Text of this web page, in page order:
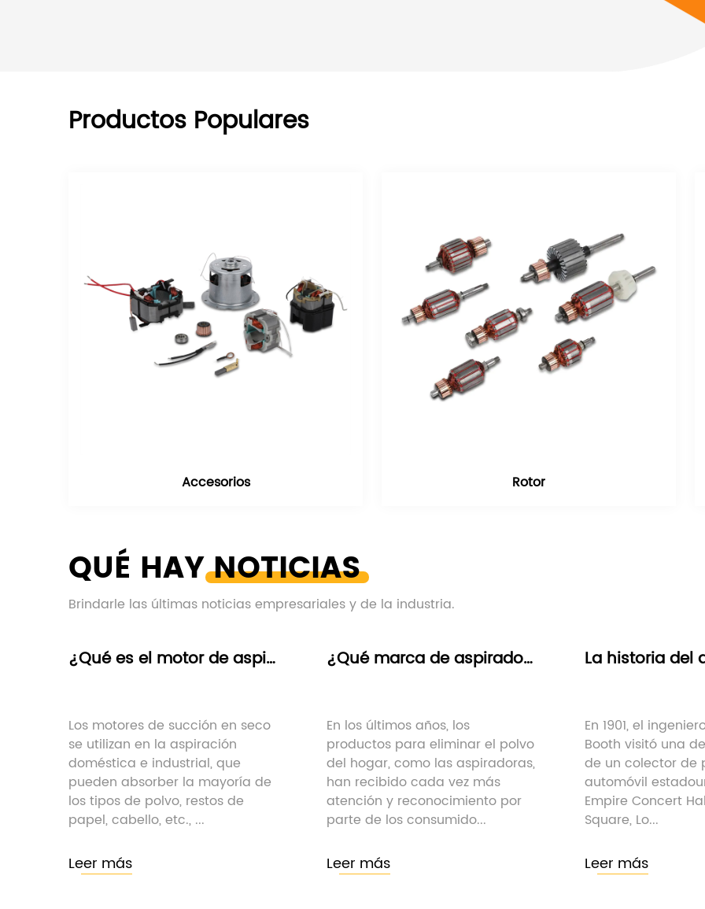
Productos Populares
Accesorios Rotor
QUÉ HAYNOTICIAS
Brindarle las últimas noticias empresariales y de la industria.
En los últimos años, los
productos para eliminar el polvo
del hogar, como las aspiradoras,
han recibido cada vez más
atención y reconocimiento por
parte de los consumido...
Leer más
En 1901, el ingeniero civil británico
Booth visitó una demostración
de un colector de polvo de
automóvil estadounidense en el
Empire Concert Hall en Leicester
Square, Lo...
Leer más
Un motor de
(DC sin
motor
para su uso
un motor
que ofrece
Leer más